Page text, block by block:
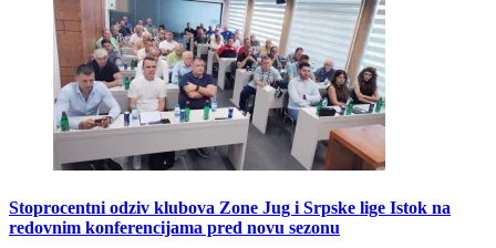
Stoprocentni odziv klubova Zone Jug i Srpske lige Istok na
redovnim konferencijama pred novu sezonu